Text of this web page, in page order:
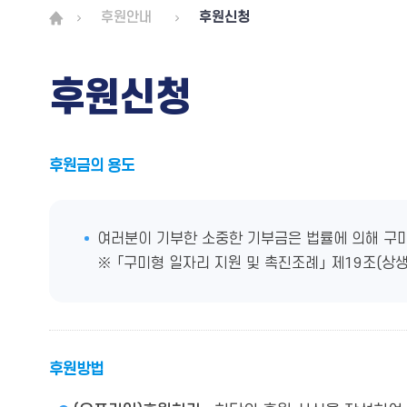
후원안내 후원신청
후원신청
후원금의 용도
여러분이 기부한 소중한 기부금은 법률에 의해
※ 「구미형 일자리 지원 및 촉진조례」 제19조(
후원방법